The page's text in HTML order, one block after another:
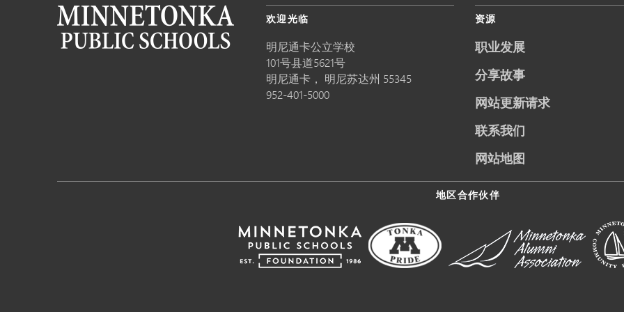
欢迎光临
明尼通卡公立学校
101号县道5621号
明尼通卡， 明尼苏达州 55345
952-401-5000
资源
职业发展
分享故事
网站更新请求
联系我们
网站地图
地区合作伙伴